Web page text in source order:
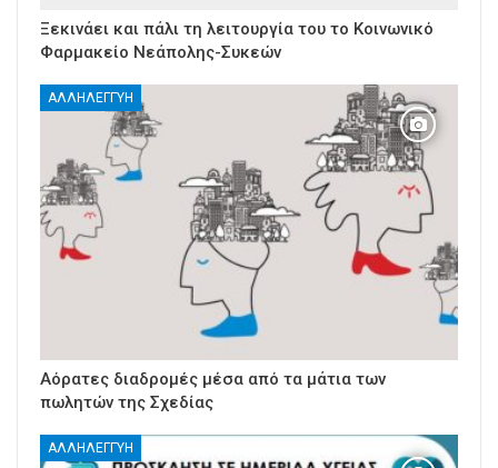
Ξεκινάει και πάλι τη λειτουργία του το Κοινωνικό
Φαρμακείο Νεάπολης-Συκεών
ΑΛΛΗΛΕΓΓΎΗ
Αόρατες διαδρομές μέσα από τα μάτια των
πωλητών της Σχεδίας
ΑΛΛΗΛΕΓΓΎΗ